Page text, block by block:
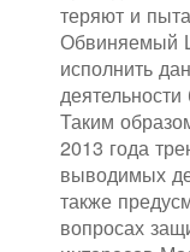
теряют и
Обвиняемый
исполнить
Таким
2013 года
выводимых
также
вопросах